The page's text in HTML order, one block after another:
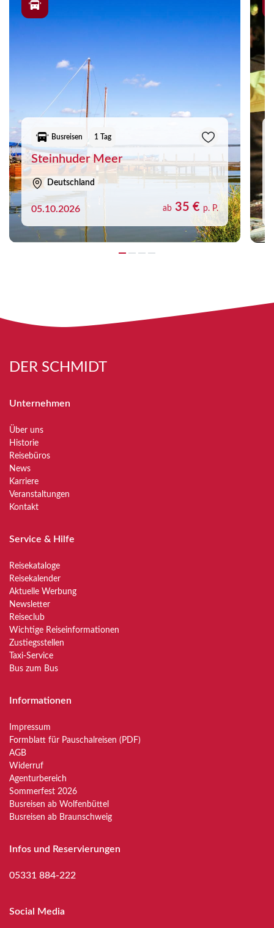
Busreisen 1 Tag
Steinhuder Meer
Deutschland
05.10.2026 ab 35 € p. P.
DER SCHMIDT
Unternehmen
Über uns
Historie
Reisebüros
News
Karriere
Veranstaltungen
Kontakt
Service & Hilfe
Reisekataloge
Reisekalender
Aktuelle Werbung
Newsletter
Reiseclub
Wichtige Reiseinformationen
Zustiegsstellen
Taxi-Service
Bus zum Bus
Informationen
Impressum
Formblatt für Pauschalreisen (PDF)
AGB
Widerruf
Agenturbereich
Sommerfest 2026
Busreisen ab Wolfenbüttel
Busreisen ab Braunschweig
Infos und Reservierungen
05331 884-222
Social Media